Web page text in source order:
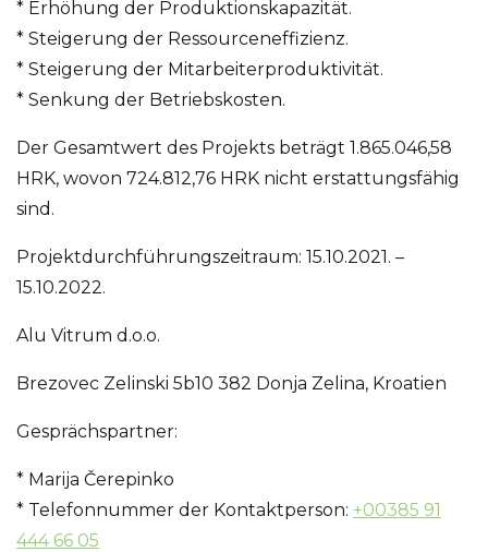
* Erhöhung der Produktionskapazität.
* Steigerung der Ressourceneffizienz.
* Steigerung der Mitarbeiterproduktivität.
* Senkung der Betriebskosten.
Der Gesamtwert des Projekts beträgt 1.865.046,58
HRK, wovon 724.812,76 HRK nicht erstattungsfähig
sind.
Projektdurchführungszeitraum: 15.10.2021. –
15.10.2022.
Alu Vitrum d.o.o.
Brezovec Zelinski 5b10 382 Donja Zelina, Kroatien
Gesprächspartner:
* Marija Čerepinko
* Telefonnummer der Kontaktperson: +00385 91
444 66 05